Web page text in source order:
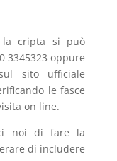
la cripta si può
3345323 oppure
sito ufficiale
le fasce
on line.
noi di fare la
di includere